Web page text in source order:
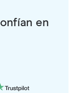
en